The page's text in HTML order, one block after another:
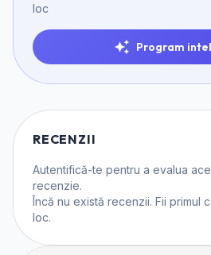
loc
Program
RECENZII
Autentifică-te pentru a evalua
recenzie.
Încă nu există recenzii. Fii primul
loc.